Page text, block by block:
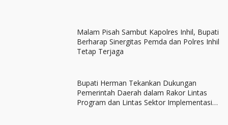
Malam Pisah Sambut Kapolres Inhil, Bupati
Berharap Sinergitas Pemda dan Polres Inhil
Tetap Terjaga
Bupati Herman Tekankan Dukungan
Pemerintah Daerah dalam Rakor Lintas
Program dan Lintas Sektor Implementasi